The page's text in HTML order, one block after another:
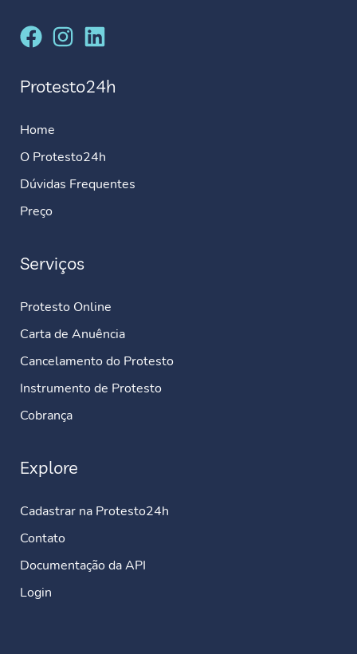
Protesto24h
Home
O Protesto24h
Dúvidas Frequentes
Preço
Serviços
Protesto Online
Carta de Anuência
Cancelamento do Protesto
Instrumento de Protesto
Cobrança
Explore
Cadastrar na Protesto24h
Contato
Documentação da API
Login